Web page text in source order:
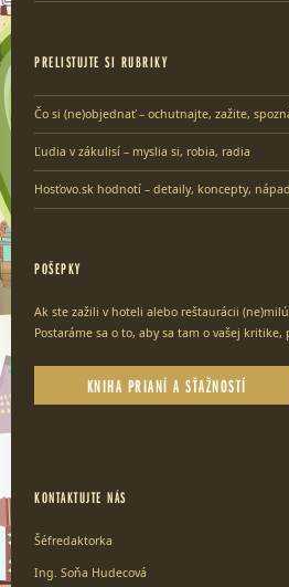
PRELISTUJTE SI RUBRIKY
Čo si (ne)objednať – ochutnajte, zažite,
Ľudia v zákulisí – myslia si, robia, radia
Hosťovo.sk hodnotí – detaily, koncepty,
POŠEPKY
Ak ste zažili v hoteli alebo reštaurácii
Postaráme sa o to, aby sa tam o vašej kritike,
KNIHA PRIANÍ A SŤAŽNOSTÍ
KONTAKTUJTE NÁS
Šéfredaktorka
Ing. Soňa Hudecová